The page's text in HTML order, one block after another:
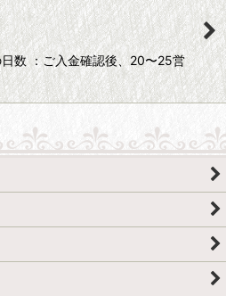
数 ：ご入金確認後、20〜25営